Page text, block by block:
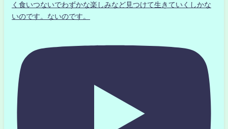
く食いつないでわずかな楽しみなど見つけて生きていくしかな
いのです。ないのです。